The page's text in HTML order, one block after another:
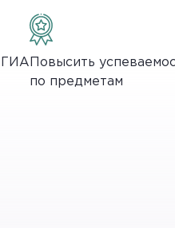
богата
ни с чем).
языка.
выглядит смешно
очерчены
мешают
ГИА Повысить
по предметам